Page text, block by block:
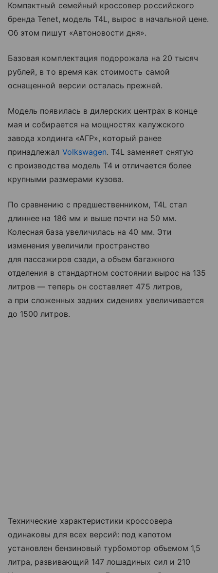
Компактный семейный кроссовер российского
бренда Tenet, модель T4L, вырос в начальной цене.
Об этом пишут «Автоновости дня».
Базовая комплектация подорожала на 20 тысяч
рублей, в то время как стоимость самой
оснащенной версии осталась прежней.
Модель появилась в дилерских центрах в конце
мая и собирается на мощностях калужского
завода холдинга «АГР», который ранее
принадлежал Volkswagen. T4L заменяет снятую
с производства модель T4 и отличается более
крупными размерами кузова.
По сравнению с предшественником, T4L стал
длиннее на 186 мм и выше почти на 50 мм.
Колесная база увеличилась на 40 мм. Эти
изменения увеличили пространство
для пассажиров сзади, а объем багажного
отделения в стандартном состоянии вырос на 135
литров — теперь он составляет 475 литров,
а при сложенных задних сидениях увеличивается
до 1500 литров.
Технические характеристики кроссовера
одинаковы для всех версий: под капотом
установлен бензиновый турбомотор объемом 1,5
литра, развивающий 147 лошадиных сил и 210